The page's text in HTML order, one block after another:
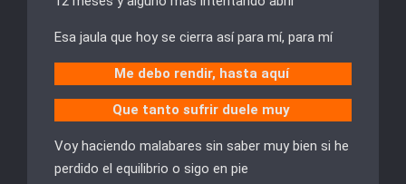
Esa jaula que hoy se cierra así para mí, para mí
Me debo rendir, hasta aquí
Que tanto sufrir duele muy
Voy haciendo malabares sin saber muy bien si he
perdido el equilibrio o sigo en pie